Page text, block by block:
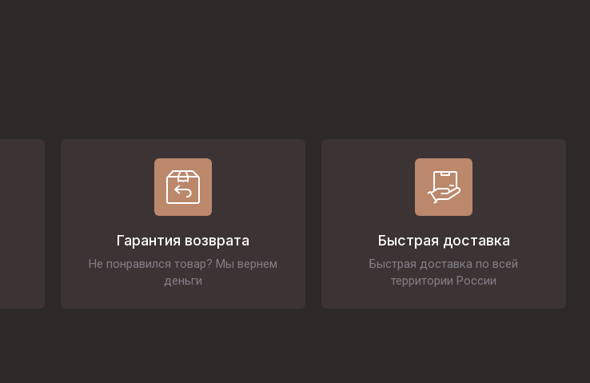
Гарантия возврата
Не понравился товар? Мы вернем
деньги
Быстрая доставка
Быстрая доставка по всей
территории России